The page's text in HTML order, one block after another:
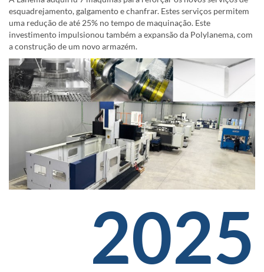
esquadrejamento, galgamento e chanfrar. Estes serviços permitem
uma redução de até 25% no tempo de maquinação. Este
investimento impulsionou também a expansão da Polylanema, com
a construção de um novo armazém.
2025